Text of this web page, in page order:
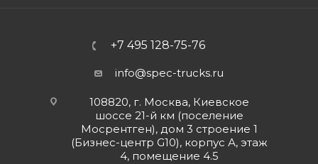
+7 495 128-75-76
info@spec-trucks.ru
108820, г. Москва, Киевское
шоссе 21-й км (поселение
Мосрентген), дом 3 строение 1
(Бизнес-центр G10), корпус А, этаж
4, помещение 4.5